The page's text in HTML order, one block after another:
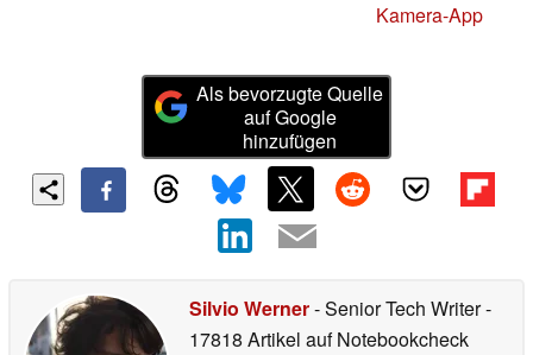
Kamera-App
Als bevorzugte Quelle
auf Google
hinzufügen
Silvio Werner- Senior Tech Writer-
17818 Artikel auf Notebookcheck